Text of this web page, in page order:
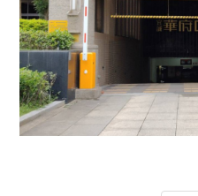
9.車位在席導引系列實績
10.反向尋車系統實績
11.周邊配備-紅綠燈實績